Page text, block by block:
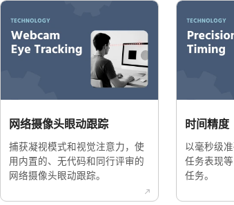
网络摄像头眼动跟踪
捕获凝视模式和视觉注意力，使
用内置的、无代码和同行评审的
网络摄像头眼动跟踪。
时间精度
以毫秒级
任务表现
任务。